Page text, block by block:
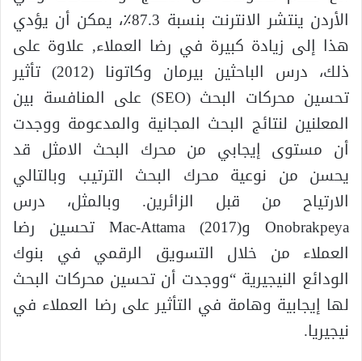
الأردن ينتشر الانترنت بنسبة 87.3٪، يمكن أن يؤدي
هذا إلى زيادة كبيرة في رضا العملاء, علاوة على
ذلك، درس الباحثين بيرمان وكاتونا (2012) تأثير
تحسين محركات البحث (SEO) على المنافسة بين
المعلنين لنتائج البحث المجانية والمدعومة ووجدت
أن مستوى إيجابي من محرك البحث الامثل قد
يحسن من نوعية محرك البحث الترتيب وبالتالي
الارتياح من قبل الزائرين. وبالمثل، درس
Onobrakpeya وMac-Attama (2017) تحسين رضا
العملاء من خلال التسويق الرقمي في بنوك
الودائع النيجيرية “ووجدت أن تحسين محركات البحث
لها إيجابية وهامة في التأثير على رضا العملاء في
نيجيريا.